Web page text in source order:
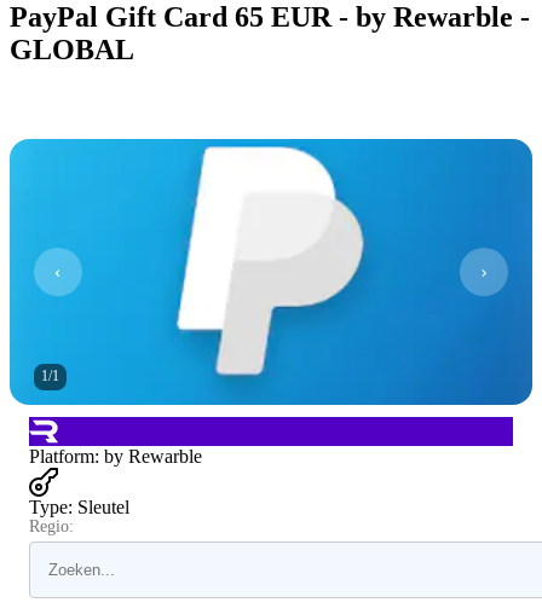
PayPal Gift Card 65 EUR - by Rewarble -
GLOBAL
1/1
Platform: by Rewarble
Type: Sleutel
Regio: